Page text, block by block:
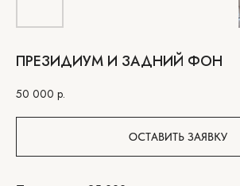
ПРЕЗИДИУМ И ЗАДНИЙ ФОН
50 000 р.
ОСТАВИТЬ ЗАЯВКУ